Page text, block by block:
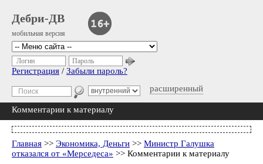
Дебри-ДВ
мобильная версия
расширенный
Логин Пароль
Регистрация / Забыли пароль?
Комментарии к материалу
Главная >> Экономика, Деньги >> Министр Галушка
отказался от «Мерседеса» >> Комментарии к материалу